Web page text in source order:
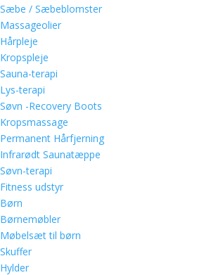
Sæbe / Sæbeblomster
Massageolier
Hårpleje
Kropspleje
Sauna-terapi
Lys-terapi
Søvn -Recovery Boots
Kropsmassage
Permanent Hårfjerning
Infrarødt Saunatæppe
Søvn-terapi
Fitness udstyr
Børn
Børnemøbler
Møbelsæt til børn
Skuffer
Hylder